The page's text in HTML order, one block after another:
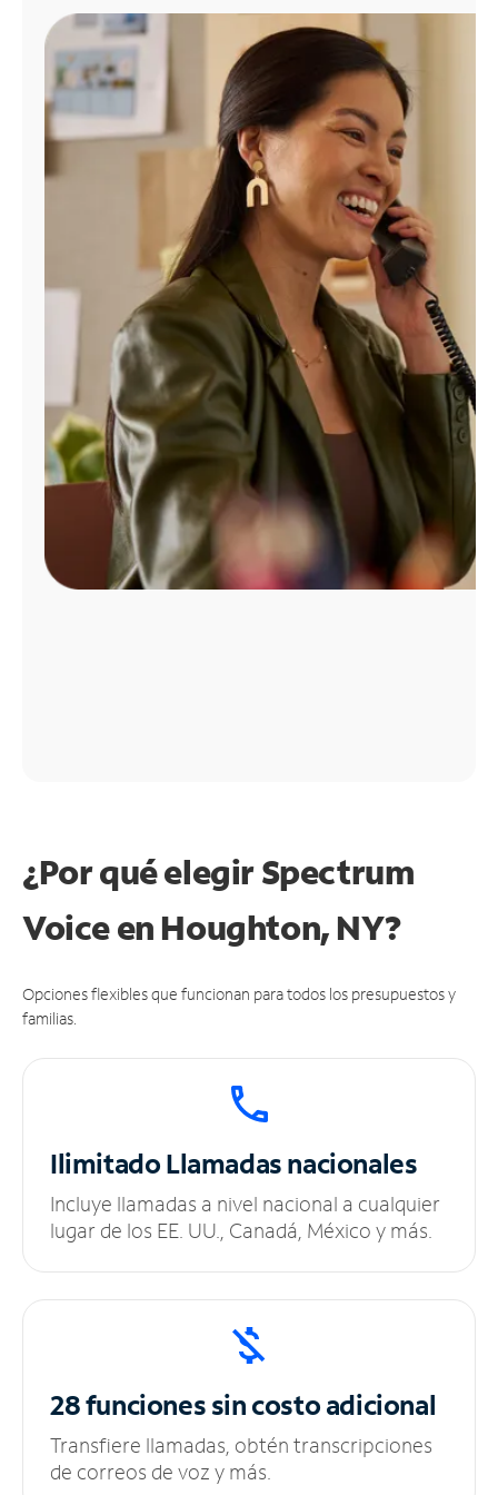
Administrar
cuenta
Encuentra
tienda
¿Por qué elegir Spectrum
Voice en Houghton, NY?
Opciones flexibles que funcionan para todos los presupuestos y
familias.
IlimitadoLlamadas nacionales
Incluye llamadas a nivel nacional a cualquier
lugar de los EE. UU., Canadá, México y más.
28 funciones sincosto adicional
Transfiere llamadas, obtén transcripciones
de correos de voz y más.